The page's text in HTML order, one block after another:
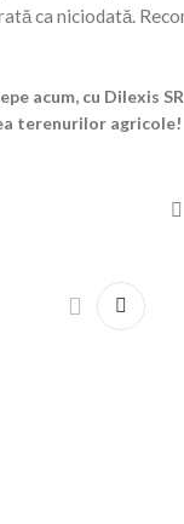
ca niciodată.
acum, cu Dilexis
terenurilor agricole!